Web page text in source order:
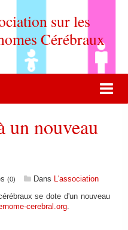
sur les
Cérébraux
un nouveau
(0) Dans L'association
se dote d'un nouveau
cerebral.org.